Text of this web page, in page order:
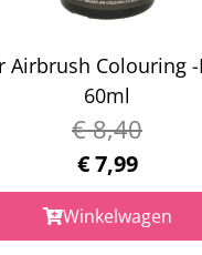
Airbrush Colouring
60ml
€8,40
€7,99
Winkelwagen